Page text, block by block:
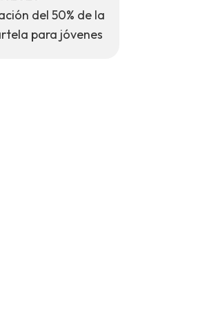
del 50% de la
para jóvenes